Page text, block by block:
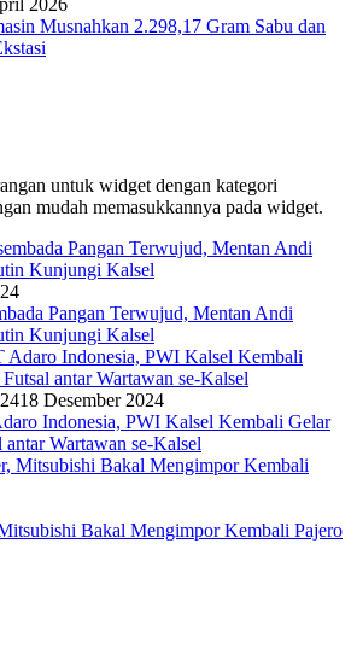
2026
Musnahkan 2.298,17 Gram Sabu dan
untuk widget dengan kategori
mudah memasukkannya pada widget.
Pangan Terwujud, Mentan Andi
Kunjungi Kalsel
18 Desember 2024
Indonesia, PWI Kalsel Kembali Gelar
antar Wartawan se-Kalsel
Bakal Mengimpor Kembali Pajero